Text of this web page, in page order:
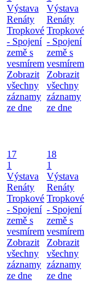
Výstava
Renáty
Tropkové
- Spojení
země s
vesmírem
Zobrazit
všechny
záznamy
ze dne
Výstava
Renáty
Tropkové
- Spojení
země s
vesmírem
Zobrazit
všechny
záznamy
ze dne
17
1
Výstava
Renáty
Tropkové
- Spojení
země s
vesmírem
Zobrazit
všechny
záznamy
ze dne
18
1
Výstava
Renáty
Tropkové
- Spojení
země s
vesmírem
Zobrazit
všechny
záznamy
ze dne